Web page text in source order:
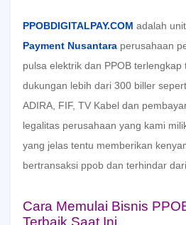
PPOBDIGITALPAY.COM adalah
Payment Nusantara perusahaan
pulsa elektrik dan PPOB
dukungan lebih dari 300 biller
ADIRA, FIF, TV Kabel dan
legalitas perusahaan yang kami
yang jelas tentu memberikan
bertransaksi ppob dan terhindar
Cara Memulai Bisnis
Terbaik Saat Ini